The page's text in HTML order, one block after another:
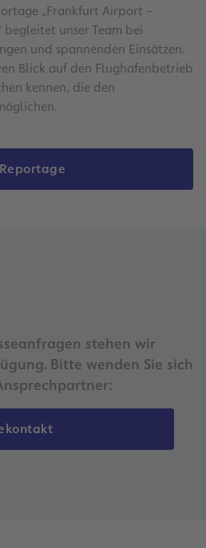
„Frankfurt Airport –
unser Team bei
und spannenden Einsätzen.
Blick auf den Flughafenbetrieb
kennen, die den
stehen wir
Bitte wenden Sie sich